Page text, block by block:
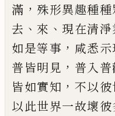
滿 ， 殊形異趣種
去 、 來 、 現在清
如是等事 ， 咸悉示
普皆明見 ， 普入普
皆如實知 ， 不以
以此世界一故壞彼